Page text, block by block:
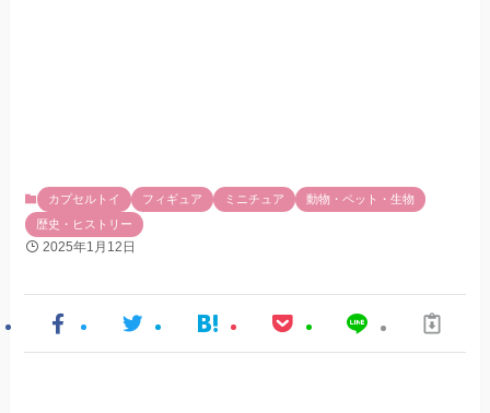
カプセルトイ フィギュア ミニチュア
動物・ペット・生物
歴史・ヒストリー
2025年1月12日